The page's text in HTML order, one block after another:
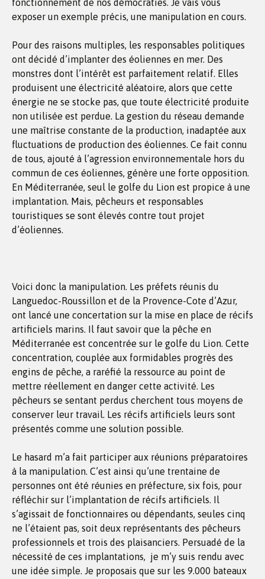
fonctionnement de nos démocraties. Je vais vous
exposer un exemple précis, une manipulation en cours.
Pour des raisons multiples, les responsables politiques
ont décidé d’implanter des éoliennes en mer. Des
monstres dont l’intérêt est parfaitement relatif. Elles
produisent une électricité aléatoire, alors que cette
énergie ne se stocke pas, que toute électricité produite
non utilisée est perdue. La gestion du réseau demande
une maîtrise constante de la production, inadaptée aux
fluctuations de production des éoliennes. Ce fait connu
de tous, ajouté à l’agression environnementale hors du
commun de ces éoliennes, génère une forte opposition.
En Méditerranée, seul le golfe du Lion est propice à une
implantation. Mais, pêcheurs et responsables
touristiques se sont élevés contre tout projet
d’éoliennes.
Voici donc la manipulation. Les préfets réunis du
Languedoc-Roussillon et de la Provence-Cote d’Azur,
ont lancé une concertation sur la mise en place de récifs
artificiels marins. Il faut savoir que la pêche en
Méditerranée est concentrée sur le golfe du Lion. Cette
concentration, couplée aux formidables progrès des
engins de pêche, a raréfié la ressource au point de
mettre réellement en danger cette activité. Les
pêcheurs se sentant perdus cherchent tous moyens de
conserver leur travail. Les récifs artificiels leurs sont
présentés comme une solution possible.
Le hasard m’a fait participer aux réunions préparatoires
à la manipulation. C’est ainsi qu’une trentaine de
personnes ont été réunies en préfecture, six fois, pour
réfléchir sur l’implantation de récifs artificiels. Il
s’agissait de fonctionnaires ou dépendants, seules cinq
ne l’étaient pas, soit deux représentants des pêcheurs
professionnels et trois des plaisanciers. Persuadé de la
nécessité de ces implantations, je m’y suis rendu avec
une idée simple. Je proposais que sur les 9.000 bateaux